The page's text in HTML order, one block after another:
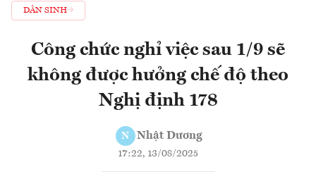
DÂN SINH
Công chức nghỉ việc sau 1/9 sẽ
không được hưởng chế độ theo
Nghị định 178
N Nhật Dương
17:22, 13/08/2025